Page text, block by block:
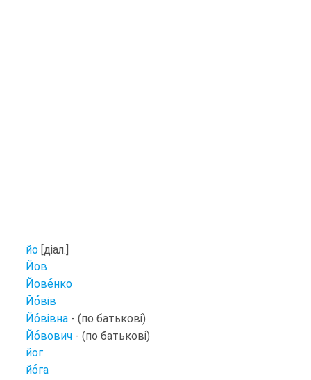
йо [діал.]
Йов
Йовенко
Йовів
Йовівна - (по батькові)
Йовович - (по батькові)
йог
йога